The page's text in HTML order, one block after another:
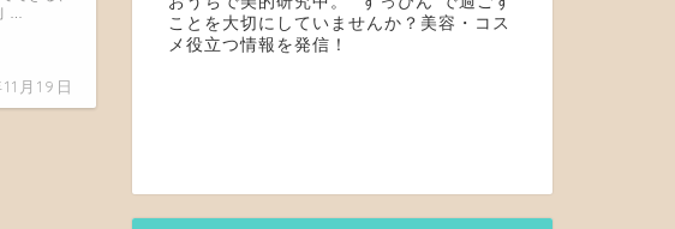
月19日
…
ことを大切にしていませんか？美容・コス
メ役立つ情報を発信！